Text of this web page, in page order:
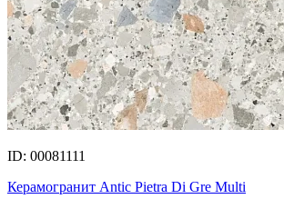
ID: 00081111
Керамогранит Antic Pietra Di Gre Multi